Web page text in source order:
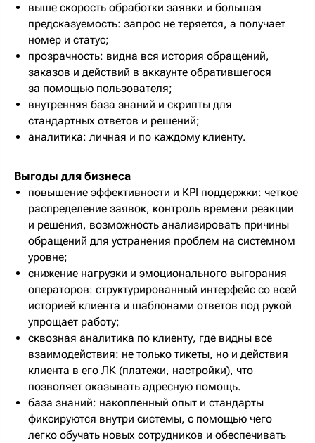
выше скорость обработки заявки и большая
предсказуемость: запрос не теряется, а получает
номер и статус;
прозрачность: видна вся история обращений,
заказов и действий в аккаунте обратившегося
за помощью пользователя;
внутренняя база знаний и скрипты для
стандартных ответов и решений;
аналитика: личная и по каждому клиенту.
Выгоды для бизнеса
повышение эффективности и KPI поддержки: четкое
распределение заявок, контроль времени реакции
и решения, возможность анализировать причины
обращений для устранения проблем на системном
уровне;
снижение нагрузки и эмоционального выгорания
операторов: структурированный интерфейс со всей
историей клиента и шаблонами ответов под рукой
упрощает работу;
сквозная аналитика по клиенту, где видны все
взаимодействия: не только тикеты, но и действия
клиента в его ЛК (платежи, настройки), что
позволяет оказывать адресную помощь.
база знаний: накопленный опыт и стандарты
фиксируются внутри системы, с помощью чего
легко обучать новых сотрудников и обеспечивать